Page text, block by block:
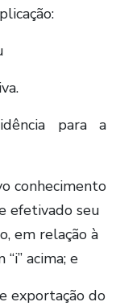
para a
conhecimento
efetivado seu
em relação à
acima; e
exportação do